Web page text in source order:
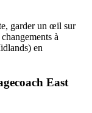
garder un œil sur
à
en
East